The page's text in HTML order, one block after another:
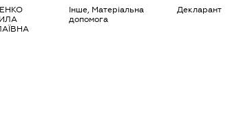
Інше, Матеріальна
допомога
Декларант